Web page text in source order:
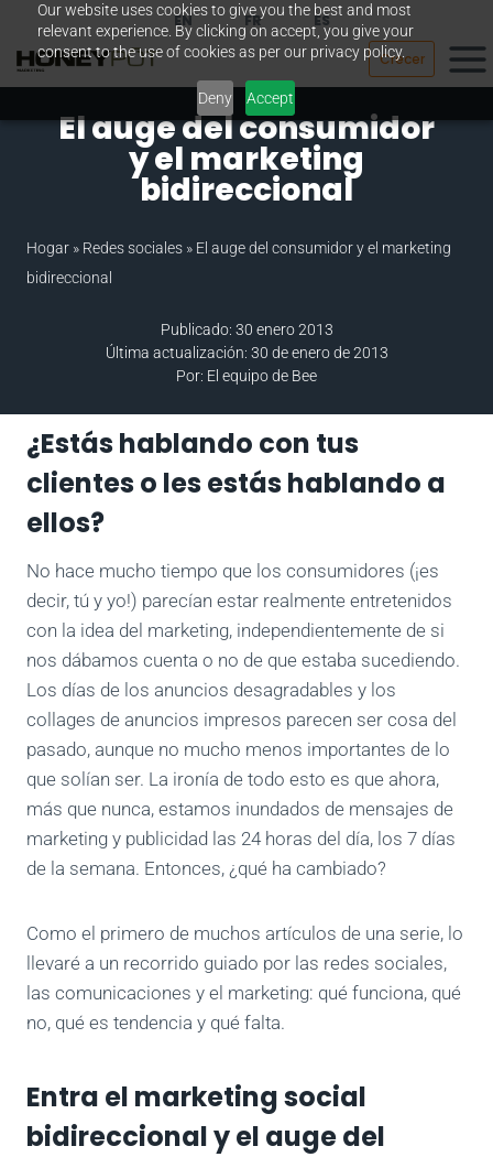
Our website uses cookies to give you the best and most
relevant experience. By clicking on accept, you give your
consent to the use of cookies as per our privacy policy.
Deny Accept
Saltar
contenido
EN FR ES
Crecer
El auge del consumidor
y el marketing
bidireccional
Hogar » Redes sociales » El auge del consumidor y el marketing
bidireccional
Publicado: 30 enero 2013
Última actualización: 30 de enero de 2013
Por: El equipo de Bee
¿Estás hablando con tus
clientes o les estás hablando a
ellos?
No hace mucho tiempo que los consumidores (¡es
decir, tú y yo!) parecían estar realmente entretenidos
con la idea del marketing, independientemente de si
nos dábamos cuenta o no de que estaba sucediendo.
Los días de los anuncios desagradables y los
collages de anuncios impresos parecen ser cosa del
pasado, aunque no mucho menos importantes de lo
que solían ser. La ironía de todo esto es que ahora,
más que nunca, estamos inundados de mensajes de
marketing y publicidad las 24 horas del día, los 7 días
de la semana. Entonces, ¿qué ha cambiado?
Como el primero de muchos artículos de una serie, lo
llevaré a un recorrido guiado por las redes sociales,
las comunicaciones y el marketing: qué funciona, qué
no, qué es tendencia y qué falta.
Entra el marketing social
bidireccional y el auge del